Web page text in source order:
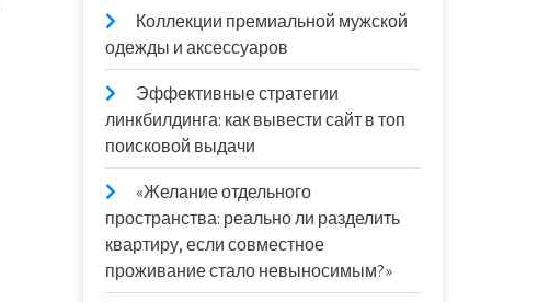
Коллекции премиальной мужской
одежды и аксессуаров
Эффективные стратегии
линкбилдинга: как вывести сайт в топ
поисковой выдачи
«Желание отдельного
пространства: реально ли разделить
квартиру, если совместное
проживание стало невыносимым?»